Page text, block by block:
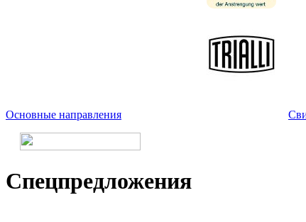
Основные направления
Спецпредложения